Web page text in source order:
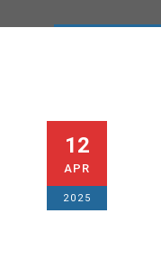
12
APR
2025